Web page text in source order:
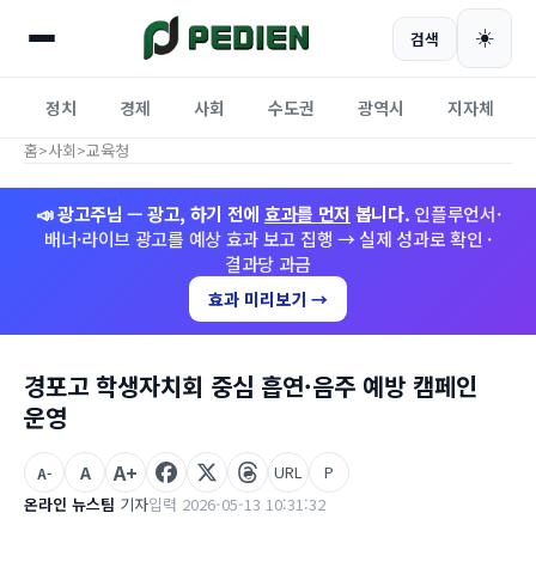
검색 ☀️
정치 경제 사회 수도권 광역시 지자체
홈>사회>교육청
📣 광고주님 — 광고, 하기 전에 효과를 먼저 봅니다. 인플루언서·
배너·라이브 광고를 예상 효과 보고 집행 → 실제 성과로 확인 ·
결과당 과금
효과 미리보기 →
경포고 학생자치회 중심 흡연·음주 예방 캠페인
운영
온라인 뉴스팀 기자입력 2026-05-13 10:31:32
A- A A+ URL P